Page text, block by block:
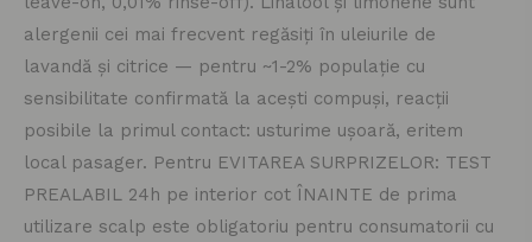
alergenii cei mai frecvent regăsiți în uleiurile de
lavandă și citrice — pentru ~1-2% populație cu
sensibilitate confirmată la acești compuși, reacții
posibile la primul contact: usturime ușoară, eritem
local pasager. Pentru EVITAREA SURPRIZELOR: TEST
PREALABIL 24h pe interior cot ÎNAINTE de prima
utilizare scalp este obligatoriu pentru consumatorii cu